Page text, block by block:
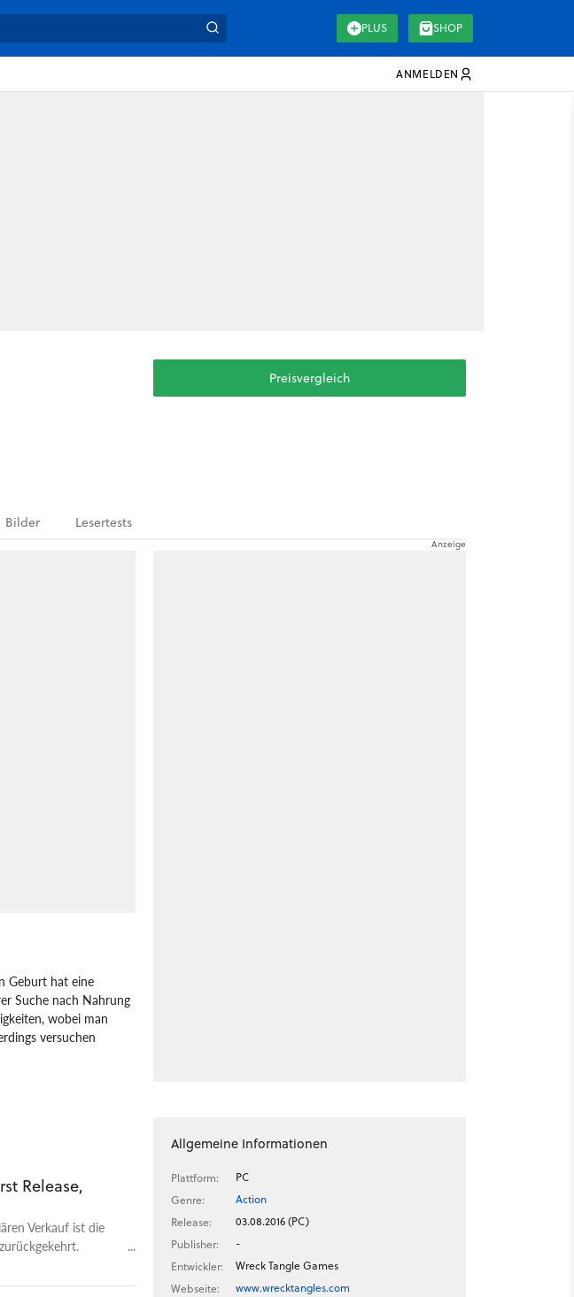
PLUS SHOP
ANMELDEN
Preisvergleich
Bilder Lesertests
Geburt hat eine
Suche nach Nahrung
wobei man
versuchen
Release,
Verkauf ist die
Allgemeine Informationen
Plattform:
PC
Genre:
Action
Release:
03.08.2016 (PC)
Publisher:
-
Entwickler:
Wreck Tangle Games
Webseite:
www.wrecktangles.com